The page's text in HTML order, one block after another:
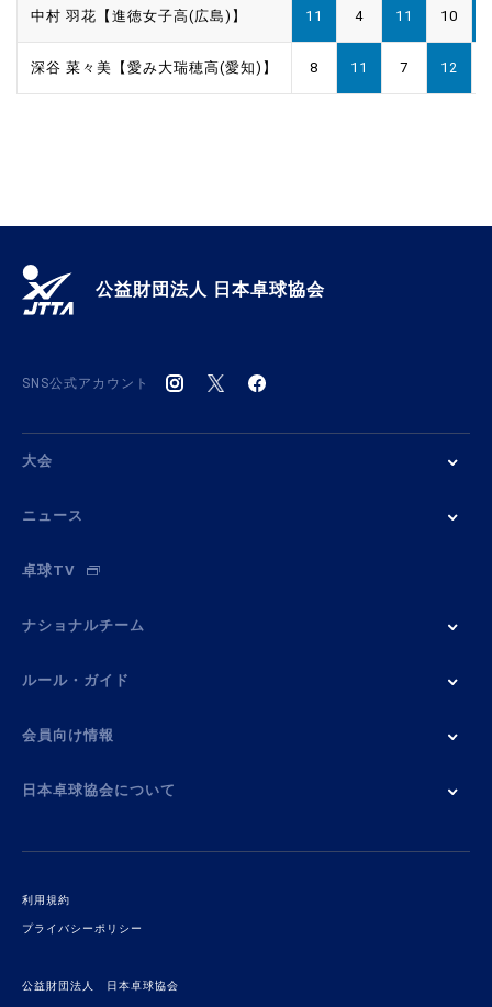
中村 羽花【進徳女子高(広島)】 11 4 11 10
深谷 菜々美【愛み大瑞穂高(愛知)】 8 11 7 12
公益財団法人 日本卓球協会
SNS公式アカウント
大会
ニュース
卓球TV
ナショナルチーム
ルール・ガイド
会員向け情報
日本卓球協会について
利用規約
プライバシーポリシー
公益財団法人 日本卓球協会